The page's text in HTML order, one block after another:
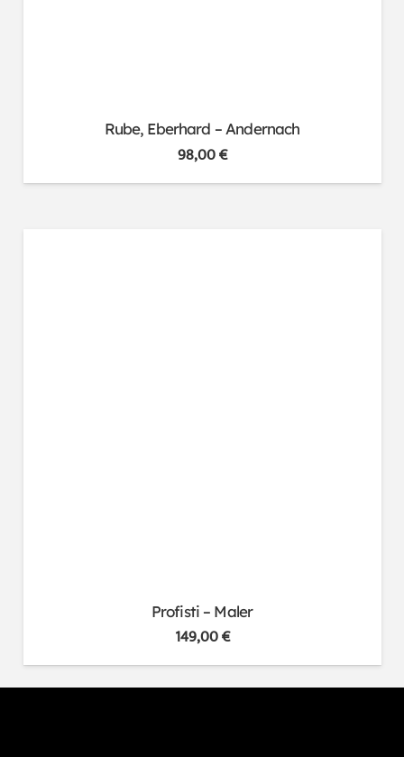
Rube, Eberhard – Andernach
98,00€
Profisti – Maler
149,00€